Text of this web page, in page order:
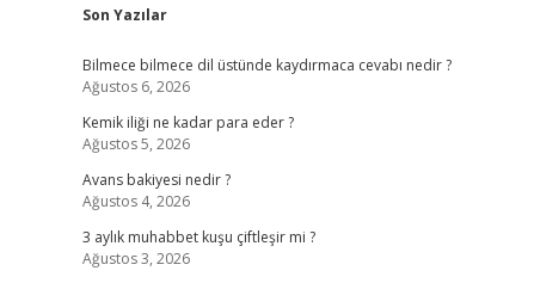
Sidebar
Son Yazılar
Bilmece bilmece dil üstünde kaydırmaca cevabı nedir ?
Ağustos 6, 2026
Kemik iliği ne kadar para eder ?
Ağustos 5, 2026
Avans bakiyesi nedir ?
Ağustos 4, 2026
3 aylık muhabbet kuşu çiftleşir mi ?
Ağustos 3, 2026